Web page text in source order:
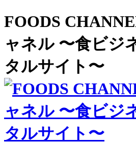
FOODS
ャネル 〜食ビジ
タルサイト〜